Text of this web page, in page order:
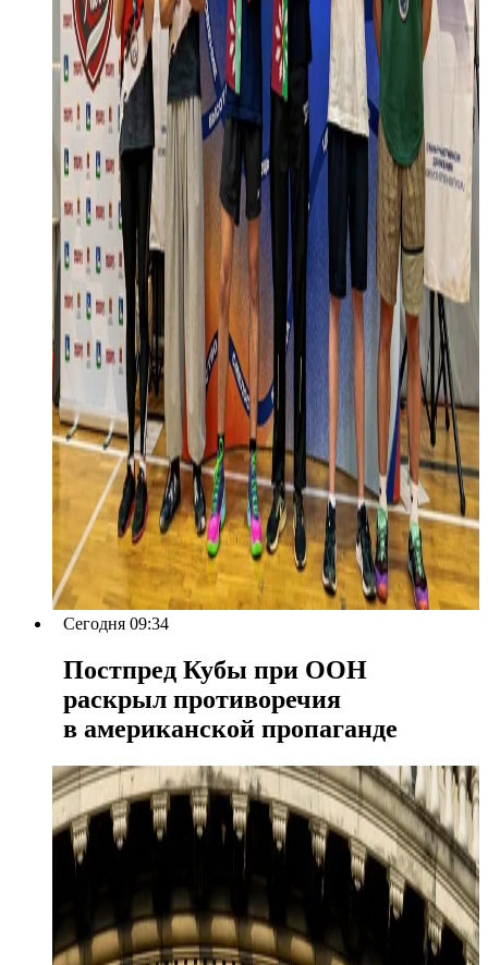
Сегодня 09:34
Постпред Кубы при ООН
раскрыл противоречия
в американской пропаганде